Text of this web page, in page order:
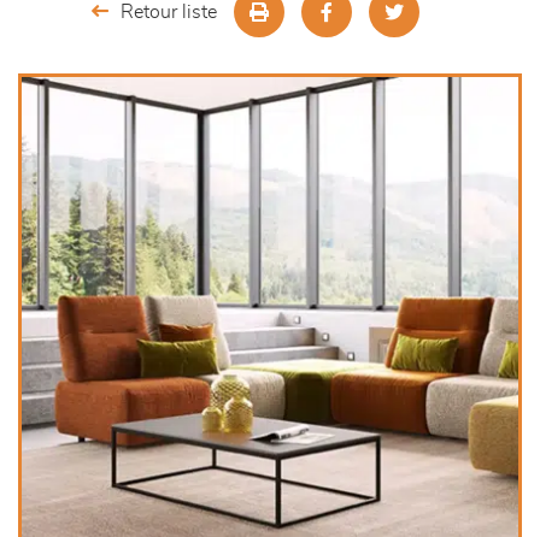
chambres et dressing
literie
décoration
Retour liste